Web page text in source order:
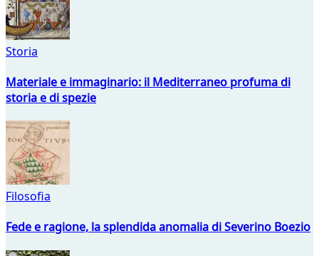
Storia
Materiale e immaginario: il Mediterraneo profuma di
storia e di spezie
Filosofia
Fede e ragione, la splendida anomalia di Severino Boezio